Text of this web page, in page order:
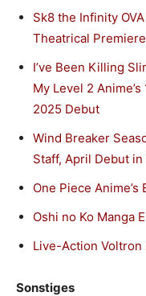
Sk8 the Infinity
Theatrical
I’ve Been Killing
My Level 2
2025 Debut
Wind Breaker
Staff, April Debut in
One Piece
Oshi no Ko Manga
Live-Action Voltron
Sonstiges